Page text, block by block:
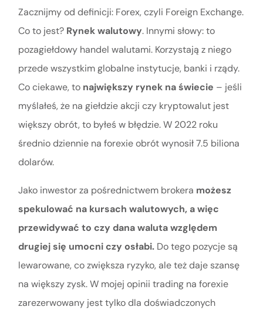
Zacznijmy od definicji: Forex, czyli Foreign Exchange.
Co to jest? Rynek walutowy. Innymi słowy: to
pozagiełdowy handel walutami. Korzystają z niego
przede wszystkim globalne instytucje, banki i rządy.
Co ciekawe, to największy rynek na świecie – jeśli
myślałeś, że na giełdzie akcji czy kryptowalut jest
większy obrót, to byłeś w błędzie. W 2022 roku
średnio dziennie na forexie obrót wynosił 7.5 biliona
dolarów.
Jako inwestor za pośrednictwem brokera możesz
spekulować na kursach walutowych, a więc
przewidywać to czy dana waluta względem
drugiej się umocni czy osłabi.Do tego pozycje są
lewarowane, co zwiększa ryzyko, ale też daje szansę
na większy zysk. W mojej opinii trading na forexie
zarezerwowany jest tylko dla doświadczonych